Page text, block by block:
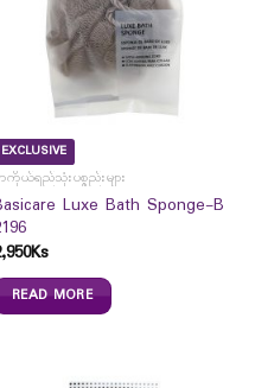
EXCLUSIVE
ယ်ရည်သုံးပစ္စည်းများ
Luxe Bath Sponge-B
Ks
READ MORE